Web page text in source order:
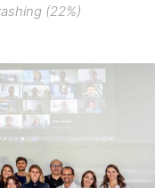
(22%)